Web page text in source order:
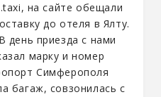
на сайте обещали
до отеля в Ялту.
день приезда с нами
марку и номер
Симферополя
багаж, совзонилась с